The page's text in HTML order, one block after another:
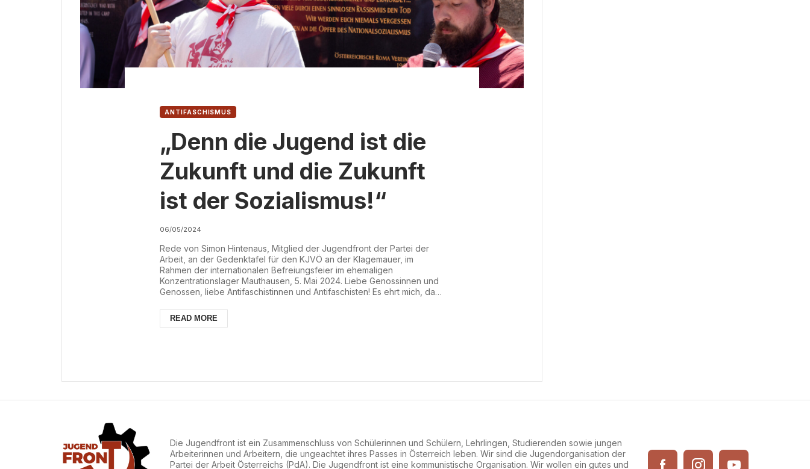
ANTIFASCHISMUS
„Denn die Jugend ist die
Zukunft und die Zukunft
ist der Sozialismus!“
06/05/2024
Rede von Simon Hintenaus, Mitglied der Jugendfront der Partei der
Arbeit, an der Gedenktafel für den KJVÖ an der Klagemauer, im
Rahmen der internationalen Befreiungsfeier im ehemaligen
Konzentrationslager Mauthausen, 5. Mai 2024. Liebe Genossinnen und
Genossen, liebe Antifaschistinnen und Antifaschisten! Es ehrt mich, dass
an euch richten darf und es stimmt mich hoffnungsvoll, dass wir auch
dieses Jahr gemeinsam mit viele...
READ MORE
Die Jugendfront ist ein Zusammenschluss von Schülerinnen und Schülern, Lehrlingen, Studierenden sowie jungen
Arbeiterinnen und Arbeitern, die ungeachtet ihres Passes in Österreich leben. Wir sind die Jugendorganisation der
Partei der Arbeit Österreichs (PdA). Die Jugendfront ist eine kommunistische Organisation. Wir wollen ein gutes und